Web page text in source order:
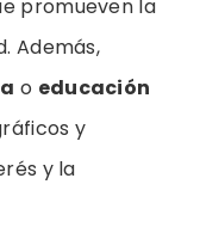
promueven la
Además,
o educación
y
y la